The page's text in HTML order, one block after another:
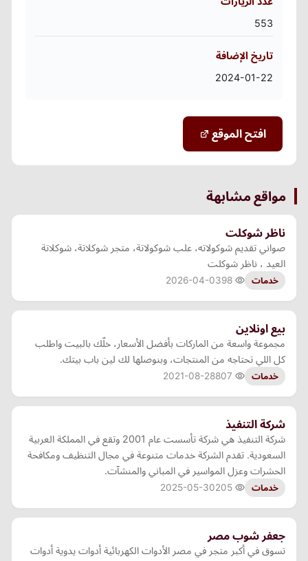
553
تاريخ الإضافة
2024-01-22
افتح الموقع
مواقع مشابهة
ناظر شوكلت
صواني تقديم شوكولاته، علب شوكولاتة، متجر شوكلاتة، شوكلاتة
العيد ، ناظر شوكلت
خدمات 2026-04-03
بيع اونلاين
مجموعة واسعة من الماركات بأفضل الأسعار، خلّك بالبيت واطلب
كل اللي تحتاجه من المنتجات، وبنوصلها لك لين باب بيتك.
خدمات 2021-08-28
شركة التنفيذ
شركة التنفيذ هي شركة تأسست عام 2001 وتقع في المملكة العربية
السعودية. تقدم الشركة خدمات متنوعة في مجال التنظيف ومكافحة
الحشرات وعزل المواسير في المباني والمنشآت.
خدمات 2025-05-30
جعفر شوب مصر
تسوق في أكبر متجر في مصر الأدوات الكهربائية أدوات يدوية أدوات